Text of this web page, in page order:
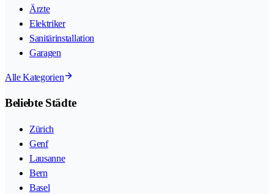
Ärzte
Elektriker
Sanitärinstallation
Garagen
Alle Kategorien
Beliebte Städte
Zürich
Genf
Lausanne
Bern
Basel